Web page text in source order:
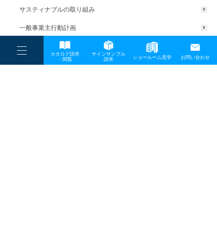
----
----
-
カタログ請求
・閲覧
サインサンプル
請求
ショールーム見学 お問い合わせ
サスティナブルの取り組み
一般事業主行動計画